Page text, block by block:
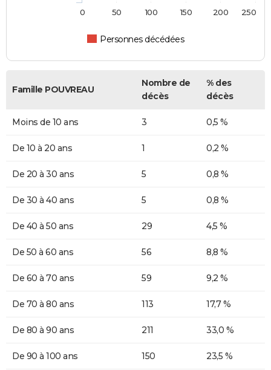
Personnes décédées
0 50 100 150 200 250
Famille POUVREAU
Nombre de
décès
% des
décès
Moins de 10 ans 3 0,5 %
De 10 à 20 ans 1 0,2 %
De 20 à 30 ans 5 0,8 %
De 30 à 40 ans 5 0,8 %
De 40 à 50 ans 29 4,5 %
De 50 à 60 ans 56 8,8 %
De 60 à 70 ans 59 9,2 %
De 70 à 80 ans 113 17,7 %
De 80 à 90 ans 211 33,0 %
De 90 à 100 ans 150 23,5 %